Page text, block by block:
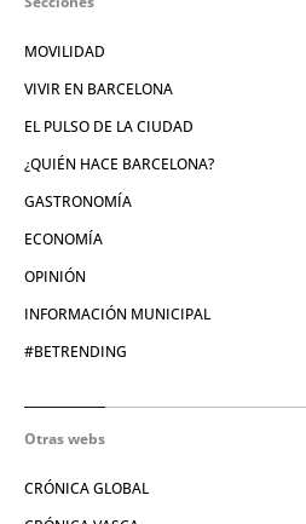
MOVILIDAD
VIVIR EN BARCELONA
EL PULSO DE LA CIUDAD
¿QUIÉN HACE BARCELONA?
GASTRONOMÍA
ECONOMÍA
OPINIÓN
INFORMACIÓN MUNICIPAL
#BETRENDING
Otras webs
CRÓNICA GLOBAL